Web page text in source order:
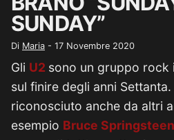
SUNDAY”
Di Maria - 17 Novembre 2020
Gli U2 sono un gruppo rock
sul finire degli anni
riconosciuto anche da altri
esempio Bruce Springsteen